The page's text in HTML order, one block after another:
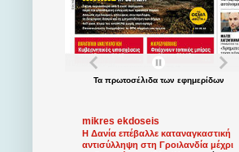
Τα πρωτοσέλιδατων εφημερίδων
mikres ekdoseis
Η Δανία επέβαλλε καταναγκαστική
αντισύλληψη στη Γροιλανδία μέχρι